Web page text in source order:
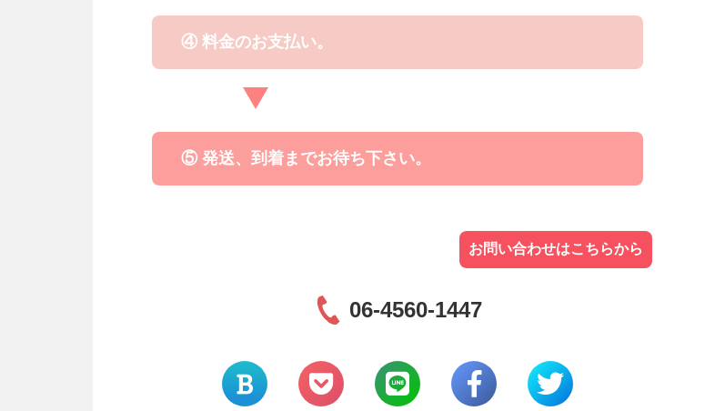
④ 料金のお支払い。
⑤ 発送、到着までお待ち下さい。
お問い合わせはこちらから
06-4560-1447